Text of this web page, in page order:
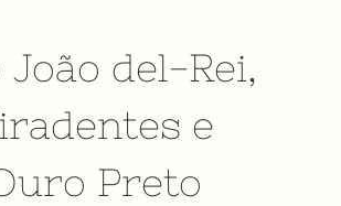
João del-Rei,
e
Preto